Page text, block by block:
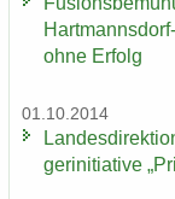
ohne Er­folg
01.10.2014
ger­initia­ti­ve